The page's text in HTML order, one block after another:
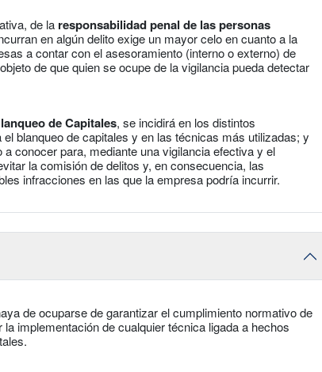
de la responsabilidad penal de las personas
en algún delito exige un mayor celo en cuanto a la
a contar con el asesoramiento (interno o externo) de
de que quien se ocupe de la vigilancia pueda detectar
de Capitales, se incidirá en los distintos
blanqueo de capitales y en las técnicas más utilizadas; y
conocer para, mediante una vigilancia efectiva y el
la comisión de delitos y, en consecuencia, las
infracciones en las que la empresa podría incurrir.
de ocuparse de garantizar el cumplimiento normativo de
implementación de cualquier técnica ligada a hechos